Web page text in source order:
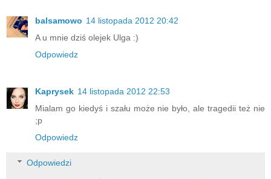
balsamowo 14 listopada 2012 20:42
A u mnie dziś olejek Ulga :)
Odpowiedz
Kaprysek 14 listopada 2012 22:53
Mialam go kiedyś i szału może nie było, ale tragedii też nie
;p
Odpowiedz
Odpowiedzi